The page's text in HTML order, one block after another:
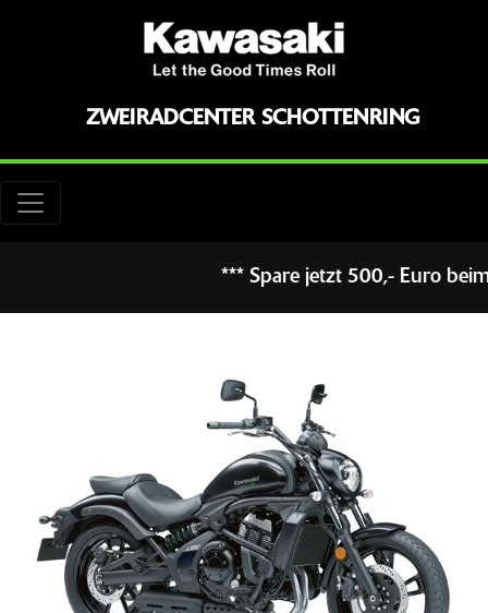
ZWEIRADCENTER SCHOTTENRING
*** Spare jetzt 500,- Euro beim